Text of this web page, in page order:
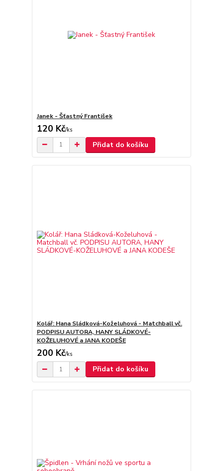
Janek - Šťastný František
120 Kč/ks
Přidat do košíku
Kolář: Hana Sládková-Koželuhová - Matchball vč.
PODPISU AUTORA, HANY SLÁDKOVÉ-
KOŽELUHOVÉ a JANA KODEŠE
200 Kč/ks
Přidat do košíku